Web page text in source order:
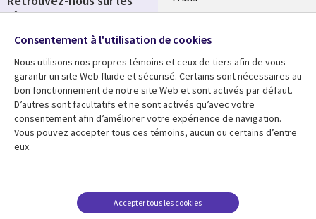
Fusions
Ressources
Library
Links
Articles
Blog
Support
Legal
Accessibilité
conditions juridiques
FAQ Carrières
réseaux
Social
Media
FRANCE
Consentement à l'utilisation de cookies
Nous utilisons nos propres témoins et ceux de tiers afin de vous
garantir un site Web fluide et sécurisé. Certains sont nécessaires au
bon fonctionnement de notre site Web et sont activés par défaut.
D’autres sont facultatifs et ne sont activés qu’avec votre
consentement afin d’améliorer votre expérience de navigation.
Vous pouvez accepter tous ces témoins, aucun ou certains d’entre
eux.
Accepter tous les cookies